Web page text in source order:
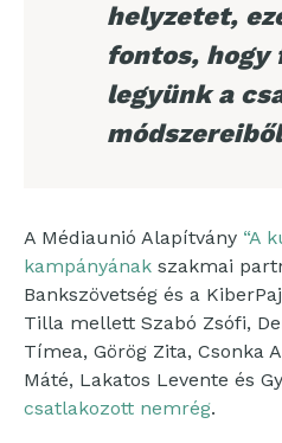
helyzetet,
fontos, hogy
legyünk a
A Médiaunió Alapítvány “A
kampányának szakmai
Bankszövetség és a
Tilla mellett Szabó Zsófi,
Tímea, Görög Zita, Csonka
Máté, Lakatos Levente és
csatlakozott nemrég.